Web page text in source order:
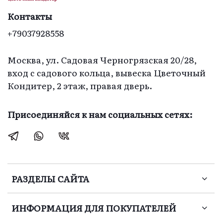
РАЗДЕЛЫ САЙТА
ИНФОРМАЦИЯ ДЛЯ ПОКУПАТЕЛЕЙ
Контакты
+79037928558
Москва, ул. Садовая Черногрязская 20/28,
вход с садового кольца, вывеска Цветочный
Кондитер, 2 этаж, правая дверь.
Присоединяйся к нам социальных сетях: